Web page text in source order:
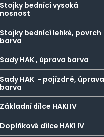
Stojky bednící vysoká
nosnost
Stojky bednící lehké, povrch
barva
Sady HAKI, úprava barva
Sady HAKI - pojízdné, úprava
barva
Základní dílce HAKI IV
Doplňkové dílce HAKI IV